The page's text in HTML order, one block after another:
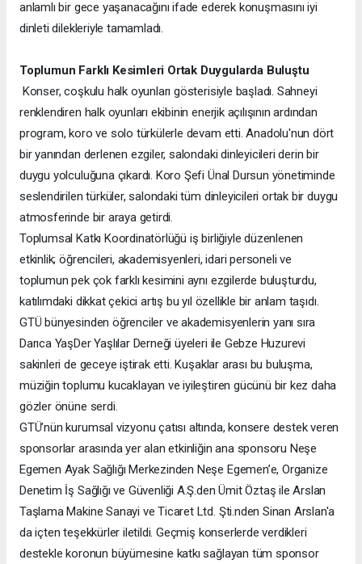
anlamlı bir gece yaşanacağını ifade ederek konuşmasını iyi
dinleti dilekleriyle tamamladı.
Toplumun Farklı Kesimleri Ortak Duygularda Buluştu
Konser, coşkulu halk oyunları gösterisiyle başladı. Sahneyi
renklendiren halk oyunları ekibinin enerjik açılışının ardından
program, koro ve solo türkülerle devam etti. Anadolu'nun dört
bir yanından derlenen ezgiler, salondaki dinleyicileri derin bir
duygu yolculuğuna çıkardı. Koro Şefi Ünal Dursun yönetiminde
seslendirilen türküler, salondaki tüm dinleyicileri ortak bir duygu
atmosferinde bir araya getirdi.
Toplumsal Katkı Koordinatörlüğü iş birliğiyle düzenlenen
etkinlik; öğrencileri, akademisyenleri, idari personeli ve
toplumun pek çok farklı kesimini aynı ezgilerde buluşturdu,
katılımdaki dikkat çekici artış bu yıl özellikle bir anlam taşıdı.
GTÜ bünyesinden öğrenciler ve akademisyenlerin yanı sıra
Darıca YaşDer Yaşlılar Derneği üyeleri ile Gebze Huzurevi
sakinleri de geceye iştirak etti. Kuşaklar arası bu buluşma,
müziğin toplumu kucaklayan ve iyileştiren gücünü bir kez daha
gözler önüne serdi.
GTÜ’nün kurumsal vizyonu çatısı altında, konsere destek veren
sponsorlar arasında yer alan etkinliğin ana sponsoru Neşe
Egemen Ayak Sağlığı Merkezinden Neşe Egemen’e, Organize
Denetim İş Sağlığı ve Güvenliği A.Ş.den Ümit Öztaş ile Arslan
Taşlama Makine Sanayi ve Ticaret Ltd. Şti.nden Sinan Arslan'a
da içten teşekkürler iletildi. Geçmiş konserlerde verdikleri
destekle koronun büyümesine katkı sağlayan tüm sponsor